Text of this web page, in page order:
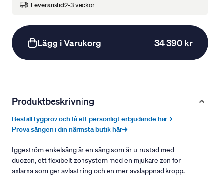
Leveranstid2-3 veckor
Lägg i Varukorg 34 390 kr
Produktbeskrivning
Beställ tygprov och få ett personligt erbjudande här→
Prova sängen i din närmsta butik här→
Iggeström enkelsäng är en säng som är utrustad med
duozon, ett flexibelt zonsystem med en mjukare zon för
axlarna som ger avlastning och en mer avslappnad kropp.